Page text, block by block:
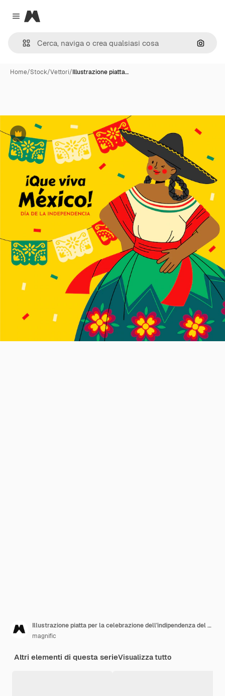
Close menu
Magnific
Cerca
Home/Stock/Vettori/Illustrazione piatta…
Premium
Illustrazione piatta per la celebrazione dell'indipendenza del Messico
magnific
Altri elementi di questa serieVisualizza tutto